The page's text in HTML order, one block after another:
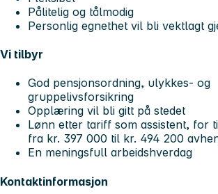
Pålitelig og tålmodig
Personlig egnethet vil bli vektlagt
Vi tilbyr
God pensjonsordning, ulykkes- og
gruppelivsforsikring
Opplæring vil bli gitt på stedet
Lønn etter tariff som assistent, for
fra kr. 397 000 til kr. 494 200
En meningsfull arbeidshverdag
Kontaktinformasjon